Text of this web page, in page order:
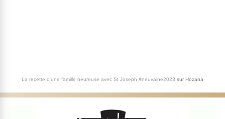
La recette d'une famille heureuse avec St Joseph #neuvaine2023 sur Hozana